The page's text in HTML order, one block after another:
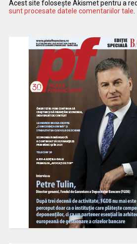
Acest site folosește Akismet pentru a
sunt procesate datele comentariilor tale.